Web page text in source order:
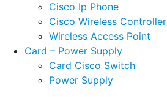
Cisco Ip Phone
Cisco Wireless Controller
Wireless Access Point
Card – Power Supply
Card Cisco Switch
Power Supply